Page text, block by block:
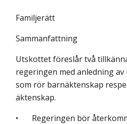
Familjerätt
Sammanfattning
Utskottet föreslår två
regeringen med anledning
som rör barnäktenskap
äktenskap.
• Regeringen bör